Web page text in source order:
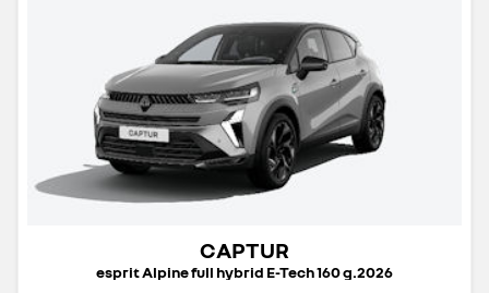
CAPTUR
esprit Alpine full hybrid E-Tech 160 g.2026